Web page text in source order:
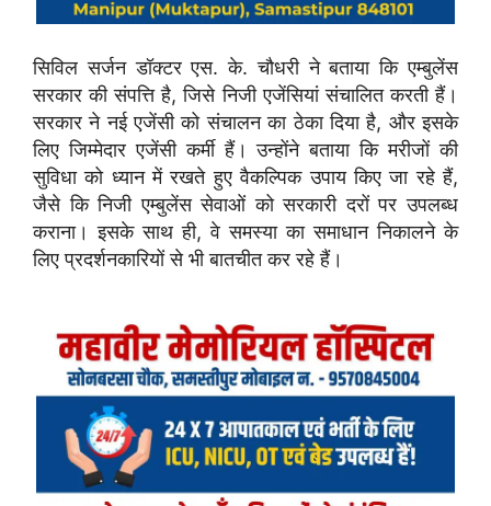
सिविल सर्जन डॉक्टर एस. के. चौधरी ने बताया कि एम्बुलेंस
सरकार की संपत्ति है, जिसे निजी एजेंसियां संचालित करती हैं।
सरकार ने नई एजेंसी को संचालन का ठेका दिया है, और इसके
लिए जिम्मेदार एजेंसी कर्मी हैं। उन्होंने बताया कि मरीजों की
सुविधा को ध्यान में रखते हुए वैकल्पिक उपाय किए जा रहे हैं,
जैसे कि निजी एम्बुलेंस सेवाओं को सरकारी दरों पर उपलब्ध
कराना। इसके साथ ही, वे समस्या का समाधान निकालने के
लिए प्रदर्शनकारियों से भी बातचीत कर रहे हैं।